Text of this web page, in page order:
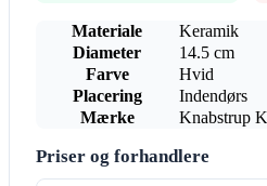
Materiale
Keramik
Diameter
14.5 cm
Farve
Hvid
Placering
Indendørs
Mærke
Knabstrup
Priser og forhandlere